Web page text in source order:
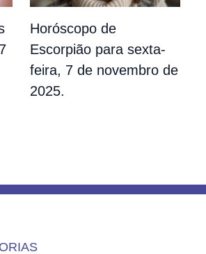
Horóscopo de
Escorpião para sexta-
feira, 7 de novembro de
2025.